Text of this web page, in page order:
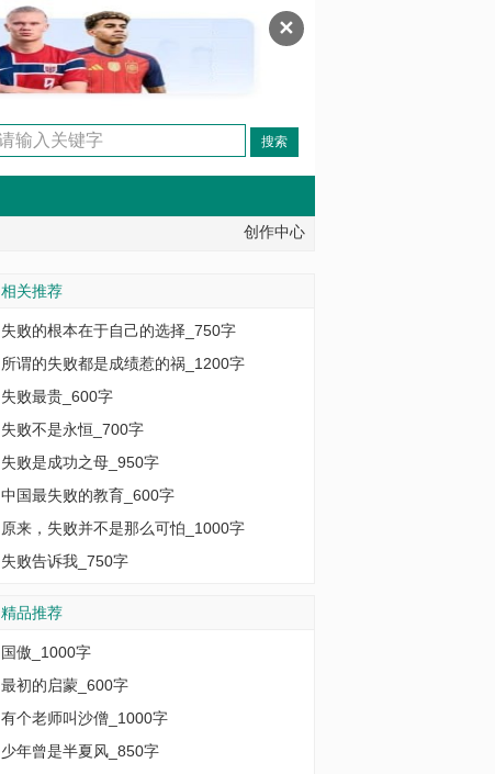
✕
创作中心
相关推荐
失败的根本在于自己的选择_750字
所谓的失败都是成绩惹的祸_1200字
失败最贵_600字
失败不是永恒_700字
失败是成功之母_950字
中国最失败的教育_600字
原来，失败并不是那么可怕_1000字
失败告诉我_750字
精品推荐
国傲_1000字
最初的启蒙_600字
有个老师叫沙僧_1000字
少年曾是半夏风_850字